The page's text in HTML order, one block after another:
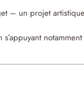
– un projet